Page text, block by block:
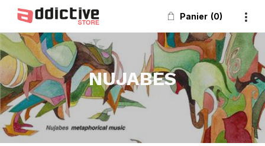
Panier 0
NUJABES